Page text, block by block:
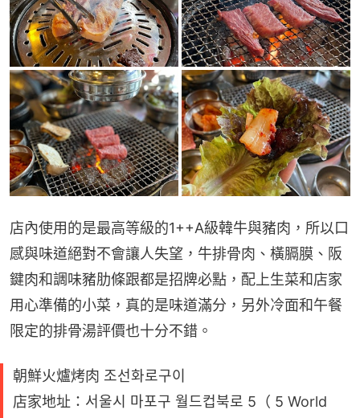
店內使用的是最高等級的1++A級韓牛與豬肉，所以口
感與味道絕對不會讓人失望，牛排骨肉、橫膈膜、阪
鍵肉和調味豬肋條跟都是招牌必點，配上生菜和店家
用心準備的小菜，真的是味道滿分，另外冷面和午餐
限定的排骨湯評價也十分不錯。
朝鮮火爐烤肉 조선화로구이
店家地址：서울시 마포구 월드컵북로 5（ 5 World